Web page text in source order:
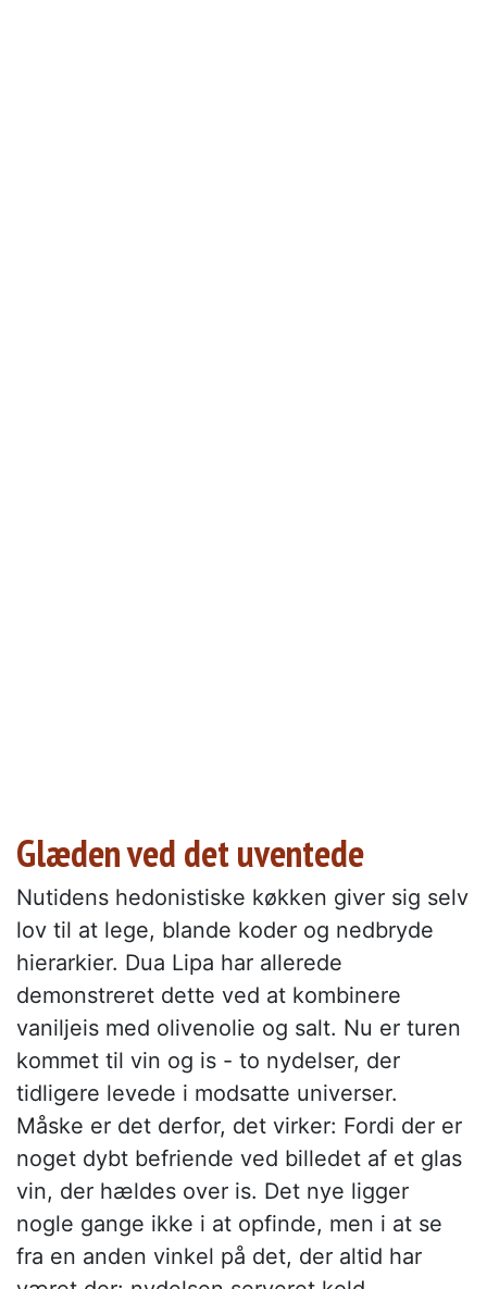
Glæden ved det uventede
Nutidens hedonistiske køkken giver sig selv
lov til at lege, blande koder og nedbryde
hierarkier. Dua Lipa har allerede
demonstreret dette ved at kombinere
vaniljeis med olivenolie og salt. Nu er turen
kommet til vin og is - to nydelser, der
tidligere levede i modsatte universer.
Måske er det derfor, det virker: Fordi der er
noget dybt befriende ved billedet af et glas
vin, der hældes over is. Det nye ligger
nogle gange ikke i at opfinde, men i at se
fra en anden vinkel på det, der altid har